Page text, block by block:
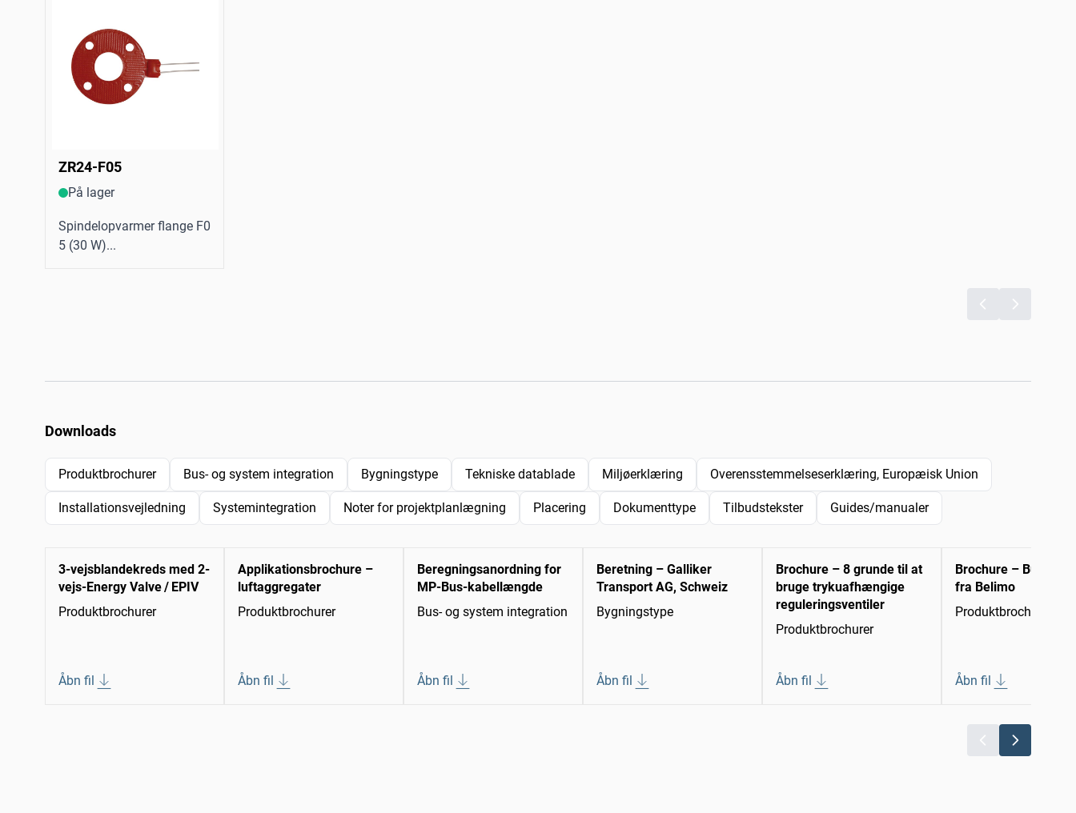
ZR24-F05
På lager
Spindelopvarmer flange F0
5 (30 W)...
Downloads
Produktbrochurer Bus- og system integration Bygningstype Tekniske datablade Miljøerklæring Overensstemmelseserklæring, Europæisk Union
Installationsvejledning Systemintegration Noter for projektplanlægning Placering Dokumenttype Tilbudstekster Guides/manualer
3-vejsblandekreds med 2-
vejs-Energy Valve / EPIV
Produktbrochurer
Åbn fil
Applikationsbrochure –
luftaggregater
Produktbrochurer
Åbn fil
Beregningsanordning for
MP-Bus-kabellængde
Bus- og system integration
Åbn fil
Beretning – Galliker
Transport AG, Schweiz
Bygningstype
Åbn fil
Brochure – 8 grunde til at
bruge trykuafhængige
reguleringsventiler
Produktbrochurer
Åbn fil
Brochure –
fra Belimo
Produktbrochurer
Åbn fil